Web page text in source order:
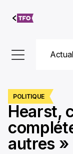
Aller au
contenu
POLITIQUE
Hearst,
autres »